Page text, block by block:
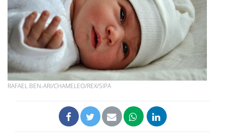
RAFAEL BEN-ARI/CHAMELEO/REX/SIPA